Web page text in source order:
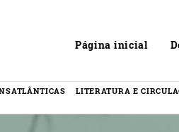
Página inicial
LITERATURA E